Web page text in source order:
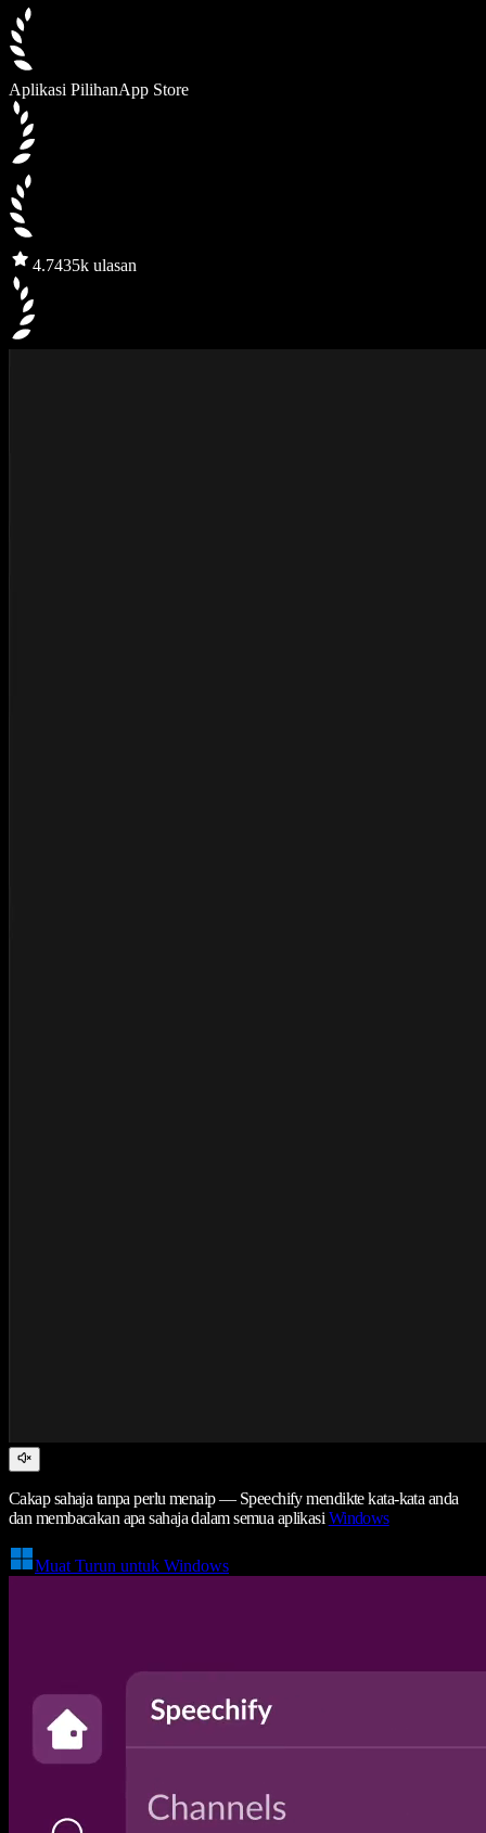
Aplikasi PilihanApp Store
4.7435k ulasan
Cakap sahaja tanpa perlu menaip — Speechify mendikte kata-kata anda
dan membacakan apa sahaja dalam semua aplikasi Windows
Muat Turun untuk Windows